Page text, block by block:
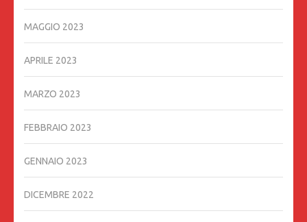
MAGGIO 2023
APRILE 2023
MARZO 2023
FEBBRAIO 2023
GENNAIO 2023
DICEMBRE 2022